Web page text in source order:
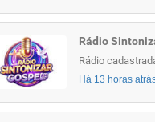
Rádio
Rádio
Há 13 horas